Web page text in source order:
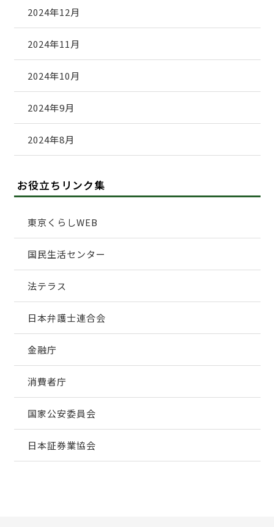
2024年12月
2024年11月
2024年10月
2024年9月
2024年8月
お役立ちリンク集
東京くらしWEB
国民生活センター
法テラス
日本弁護士連合会
金融庁
消費者庁
国家公安委員会
日本証券業協会